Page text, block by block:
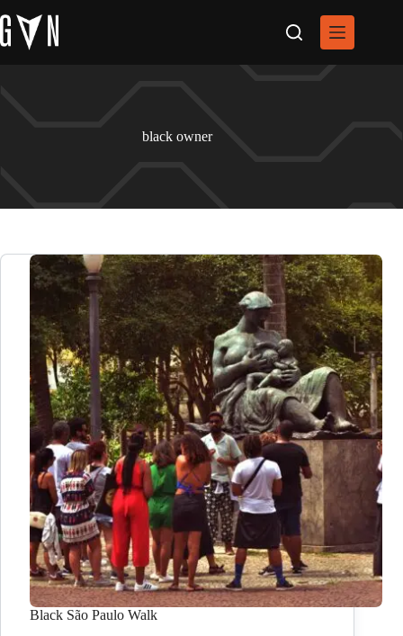
para
o
conteúdo
black owner
Black São Paulo Walk